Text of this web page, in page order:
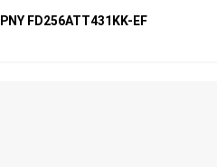
PNY FD256ATT431KK-EF